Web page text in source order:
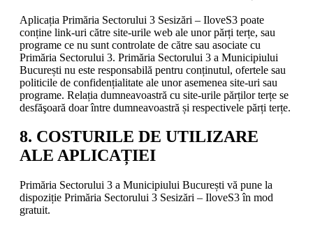
Aplicația Primăria Sectorului 3 Sesizări – IloveS3 poate
conține link-uri către site-urile web ale unor părți terțe, sau
programe ce nu sunt controlate de către sau asociate cu
Primăria Sectorului 3. Primăria Sectorului 3 a Municipiului
București nu este responsabilă pentru conținutul, ofertele sau
politicile de confidențialitate ale unor asemenea site-uri sau
programe. Relația dumneavoastră cu site-urile părților terțe se
desfăşoară doar între dumneavoastră și respectivele părți terțe.
8. COSTURILE DE UTILIZARE
ALE APLICAȚIEI
Primăria Sectorului 3 a Municipiului București vă pune la
dispoziție Primăria Sectorului 3 Sesizări – IloveS3 în mod
gratuit.